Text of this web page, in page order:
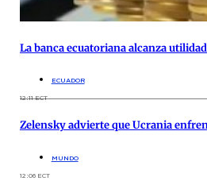
La banca ecuatoriana alcanza
ECUADOR
12:11 ECT
Zelensky advierte que Ucrania
MUNDO
12:06 ECT